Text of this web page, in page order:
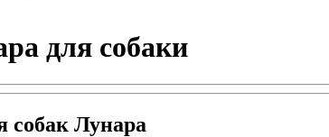
для собаки
собак Лунара